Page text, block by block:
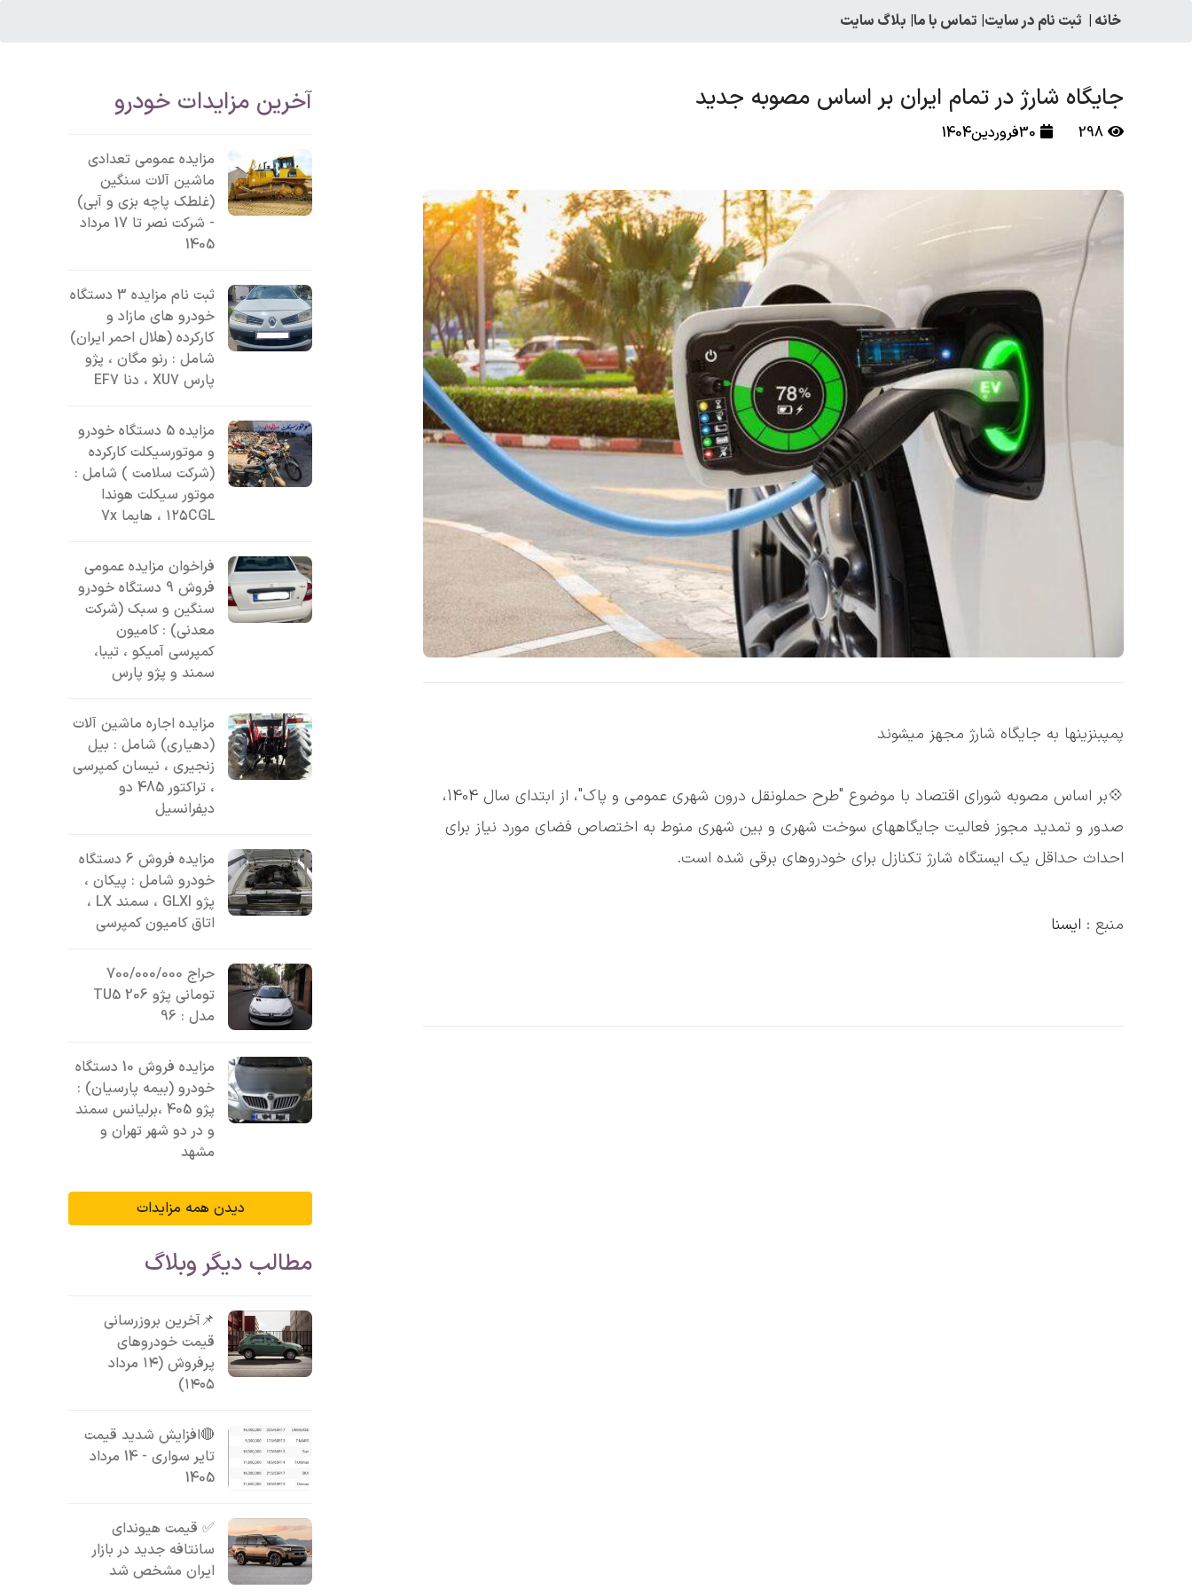
خانه | ثبت نام در سایت| تماس با ما| بلاگ سایت
جایگاه شارژ در تمام ایران بر اساس مصوبه جدید
298 30فروردین1404
پمپبنزینها به جایگاه شارژ مجهز میشوند
💠بر اساس مصوبه شورای اقتصاد با موضوع "طرح حملونقل درون شهری عمومی و پاک"، از ابتدای سال 1404،
صدور و تمدید مجوز فعالیت جایگاههای سوخت شهری و بین شهری منوط به اختصاص فضای مورد نیاز برای
احداث حداقل یک ایستگاه شارژ تکنازل برای خودروهای برقی شده است.
منبع : ایسنا
آخرین مزایدات خودرو
مزایده عمومی تعدادی
ماشین آلات سنگین
(غلطک پاچه بزی و آبی)
- شرکت نصر تا 17 مرداد
1405
ثبت نام مزایده 3 دستگاه
خودرو های مازاد و
کارکرده (هلال احمر ایران)
شامل : رنو مگان ، پژو
پارس XU7 ، دنا EF7
مزایده 5 دستگاه خودرو
و موتورسیکلت کارکرده
(شرکت سلامت ) شامل :
موتور سیکلت هوندا
۱۲۵CGL ، هایما 7x
فراخوان مزایده عمومی
فروش 9 دستگاه خودرو
سنگین و سبک (شرکت
معدنی) : کامیون
کمپرسی آمیکو ، تیبا،
سمند و پژو پارس
مزایده اجاره ماشین آلات
(دهیاری) شامل : بیل
زنجیری ، نیسان کمپرسی
، تراکتور 485 دو
دیفرانسیل
مزایده فروش 6 دستگاه
خودرو شامل : پیکان ،
پژو GLXI ، سمند LX ،
اتاق کامیون کمپرسی
حراج 700/000/000
تومانی پژو 206 TU5
مدل : 96
مزایده فروش 10 دستگاه
خودرو (بیمه پارسیان) :
پژو 405 ،برلیانس سمند
و در دو شهر تهران و
مشهد
دیدن همه مزایدات
مطالب دیگر وبلاگ
📌آخرین بروزرسانی
قیمت خودروهای
پرفروش (۱۴ مرداد
۱۴۰۵)
🔴افزایش شدید قیمت
تایر سواری - 14 مرداد
1405
✅ قیمت هیوندای
سانتافه جدید در بازار
ایران مشخص شد